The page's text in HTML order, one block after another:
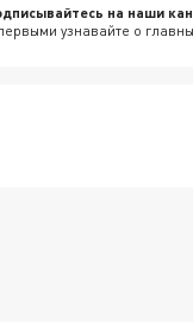
на наши
узнавайте о